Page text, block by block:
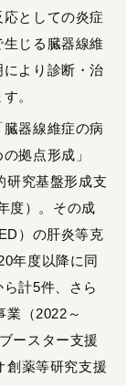
としての炎症
じる臓器線維
より診断・治
。
器線維症の病
拠点形成」
研究基盤形成支
度）。その成
）の肝炎等克
年度以降に同
計5件、さら
業（2022～
ースター支援
創薬等研究支援